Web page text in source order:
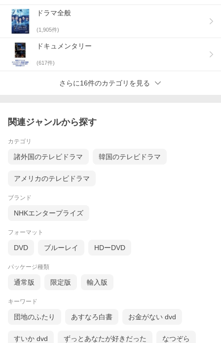
ドラマ全般
(1,905件)
ドキュメンタリー
(617件)
さらに16件のカテゴリを見る
関連ジャンルから探す
カテゴリ
諸外国のテレビドラマ 韓国のテレビドラマ
アメリカのテレビドラマ
ブランド
NHKエンタープライズ
フォーマット
DVD ブルーレイ HDーDVD
パッケージ種類
通常版 限定版 輸入版
キーワード
団地のふたり あすなろ白書 お金がない dvd
すいか dvd ずっとあなたが好きだった なつぞら